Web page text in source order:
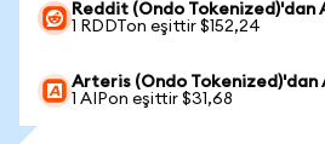
Reddit (Ondo Tokenized)'dan
1 RDDTon eşittir $152,24
Arteris (Ondo Tokenized)'dan
1 AIPon eşittir $31,68